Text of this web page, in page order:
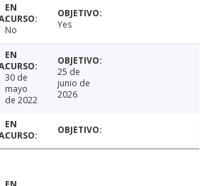
No Yes
30 de
mayo
de 2022
25 de
junio de
2026